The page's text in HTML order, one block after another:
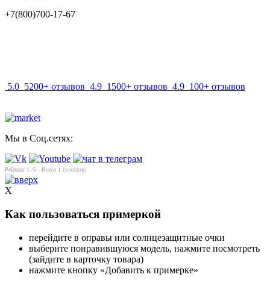
+7(800)700-17-67
5.0 5200+ отзывов 4.9 1500+ отзывов 4.9 100+ отзывов
Мы в Соц.сетях:
Рейтинг 1 /5 - Всего 1 голос(ов)
X
Как пользоваться примеркой
перейдите в оправы или солнцезащитные очки
выберите понравившуюся модель, нажмите посмотреть
(зайдите в карточку товара)
нажмите кнопку «Добавить к примерке»